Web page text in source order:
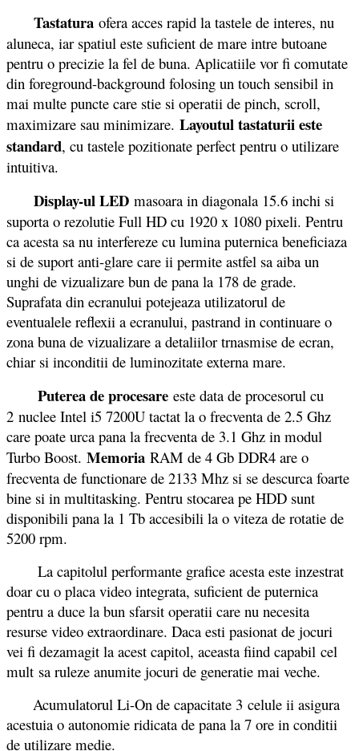
Tastatura ofera acces rapid la tastele de interes, nu
aluneca, iar spatiul este suficient de mare intre butoane
pentru o precizie la fel de buna. Aplicatiile vor fi comutate
din foreground-background folosing un touch sensibil in
mai multe puncte care stie si operatii de pinch, scroll,
maximizare sau minimizare. Layoutul tastaturii este
standard, cu tastele pozitionate perfect pentru o utilizare
intuitiva.
Display-ul LED masoara in diagonala 15.6 inchi si
suporta o rezolutie Full HD cu 1920 x 1080 pixeli. Pentru
ca acesta sa nu interfereze cu lumina puternica beneficiaza
si de suport anti-glare care ii permite astfel sa aiba un
unghi de vizualizare bun de pana la 178 de grade.
Suprafata din ecranului potejeaza utilizatorul de
eventualele reflexii a ecranului, pastrand in continuare o
zona buna de vizualizare a detaliilor trnasmise de ecran,
chiar si inconditii de luminozitate externa mare.
Puterea de procesare este data de procesorul cu
2 nuclee Intel i5 7200U tactat la o frecventa de 2.5 Ghz
care poate urca pana la frecventa de 3.1 Ghz in modul
Turbo Boost. Memoria RAM de 4 Gb DDR4 are o
frecventa de functionare de 2133 Mhz si se descurca foarte
bine si in multitasking. Pentru stocarea pe HDD sunt
disponibili pana la 1 Tb accesibili la o viteza de rotatie de
5200 rpm.
La capitolul performante grafice acesta este inzestrat
doar cu o placa video integrata, suficient de puternica
pentru a duce la bun sfarsit operatii care nu necesita
resurse video extraordinare. Daca esti pasionat de jocuri
vei fi dezamagit la acest capitol, aceasta fiind capabil cel
mult sa ruleze anumite jocuri de generatie mai veche.
Acumulatorul Li-On de capacitate 3 celule ii asigura
acestuia o autonomie ridicata de pana la 7 ore in conditii
de utilizare medie.